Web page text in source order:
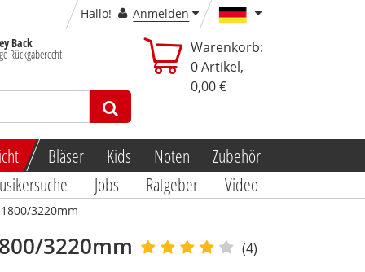
Hallo!
Anmelden
Back
Rückgaberecht
Warenkorb:
0 Artikel,
0,00 €
Bläser Kids Noten
Zubehör
Jobs Ratgeber Video
3220mm
3220mm (4)